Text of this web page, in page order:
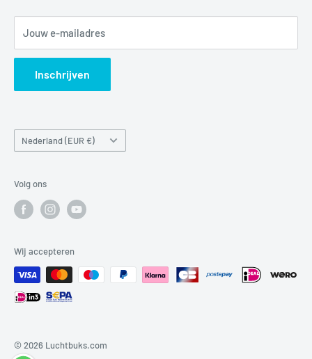
Verzendbeleid
Search
Jouw e-mailadres
Inschrijven
Land/regio
Nederland (EUR €)
Volg ons
Wij accepteren
© 2026 Luchtbuks.com